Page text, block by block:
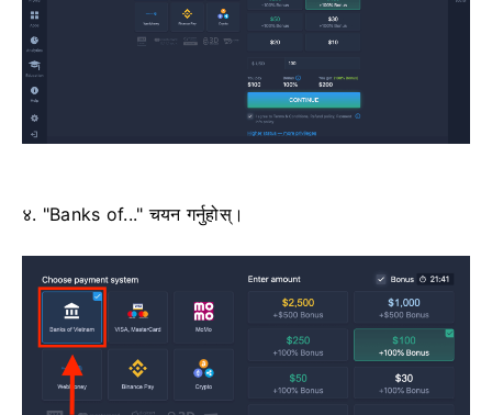
४. "Banks of..." चयन गर्नुहोस्।